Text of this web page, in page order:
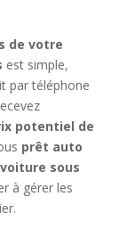
de votre
est simple,
par téléphone
potentiel de
prêt auto
sous
à gérer les